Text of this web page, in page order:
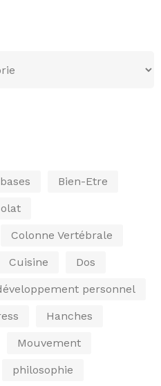
bases Bien-Etre
Colonne Vertébrale
Cuisine Dos
personnel
Hanches
Mouvement
philosophie